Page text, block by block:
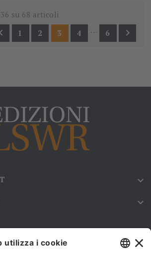
su 68 articoli
1 2 3 4 … 6 


e rimani sempre aggiornato sulle